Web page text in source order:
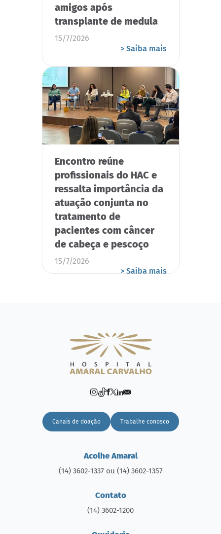
amigos após
transplante de medula
15/7/2026
> Saiba mais
Encontro reúne
profissionais do HAC e
ressalta importância da
atuação conjunta no
tratamento de
pacientes com câncer
de cabeça e pescoço
15/7/2026
> Saiba mais
Canais de doação Trabalhe conosco
Acolhe Amaral
(14) 3602-1337 ou (14) 3602-1357
Contato
(14) 3602-1200